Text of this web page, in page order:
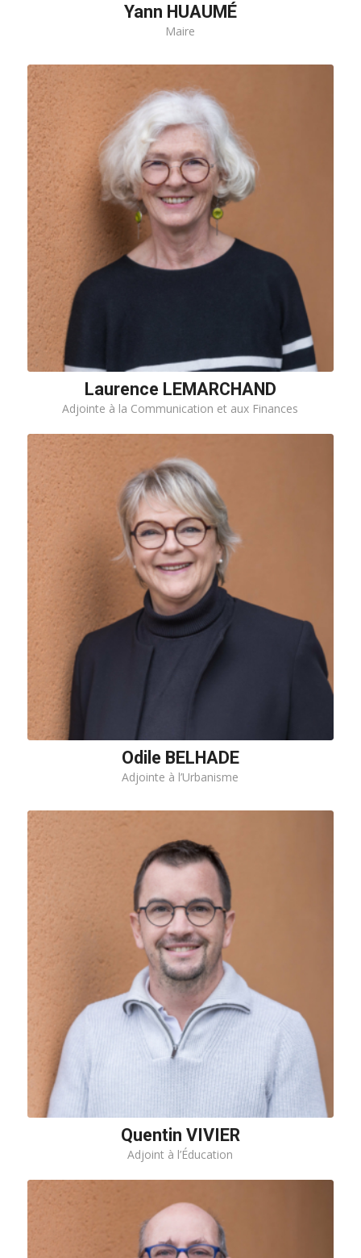
Yann HUAUMÉ
Maire
Laurence LEMARCHAND
Adjointe à la Communication et aux Finances
Odile BELHADE
Adjointe à l’Urbanisme
Quentin VIVIER
Adjoint à l’Éducation